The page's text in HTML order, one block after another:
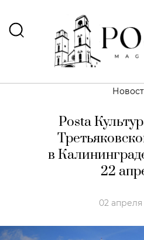
Posta
в
22
02 апреля